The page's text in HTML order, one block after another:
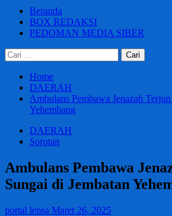
Beranda
BOX REDAKSI
PEDOMAN MEDIA SIBER
Cari
untuk:
Home
DAERAH
Ambulans Pembawa Jenazah
Yehembang
DAERAH
Sorotan
Ambulans Pembawa
Sungai di Jembatan
portal lensa Maret 26, 2025